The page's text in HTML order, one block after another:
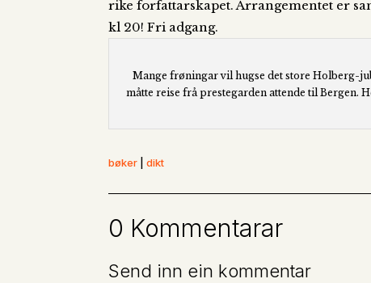
rike forfattarskapet.Arrangementet er
kl 20! Fri adgang.
Mange frøningar vil hugse det store Holberg-
måtte reise frå prestegarden attende til Bergen.
bøker |dikt
0 Kommentarar
Send inn ein kommentar